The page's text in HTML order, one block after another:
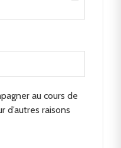
au cours de
d’autres raisons